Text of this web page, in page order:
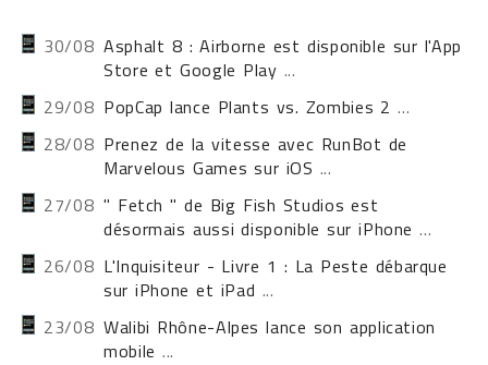
30/08 Asphalt 8 : Airborne est disponible sur l'App
Store et Google Play ...
29/08 PopCap lance Plants vs. Zombies 2 ...
28/08 Prenez de la vitesse avec RunBot de
Marvelous Games sur iOS ...
27/08 " Fetch " de Big Fish Studios est
désormais aussi disponible sur iPhone ...
26/08 L'Inquisiteur - Livre 1 : La Peste débarque
sur iPhone et iPad ...
23/08 Walibi Rhône-Alpes lance son application
mobile ...